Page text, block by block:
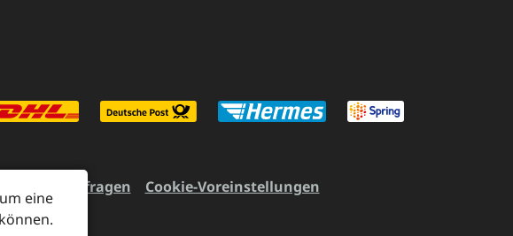
Händleranfragen Cookie-Voreinstellungen
eine